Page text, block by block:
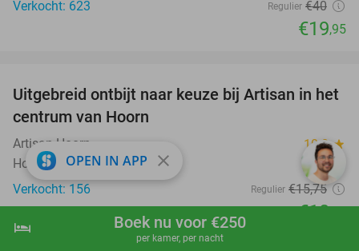
shopping_cart Boek nu
hotel Boek nu voor €250
per kamer, per nacht
Verkocht: 623
Regulier €40
€19,95
30%
Uitgebreid ontbijt naar keuze bij Artisan in het
centrum van Hoorn
Artisan Hoorn 10.0star
Hoorn
Verkocht: 156
Regulier €15,75
€10
OPEN IN APP close